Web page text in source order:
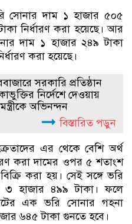
সোনার দাম ১ হাজার ৫০৫
নির্ধারণ করা হয়েছে। আর
দাম ১ হাজার ২৪৯ টাকা
করা হয়েছে।
সরকারি প্রতিষ্ঠান
নির্দেশে দেওয়ায়
অভিনন্দন
বিস্তারিত পড়ুন
এর থেকে বেশি অর্থ
করা দামের ওপর ৫ শতাংশ
করা হয়। সেই সঙ্গে ভরি
হাজার ৪৯৯ টাকা। ফলে
এক ভরি সোনার গহনা
৬৪৫ টাকা গুনতে হবে।